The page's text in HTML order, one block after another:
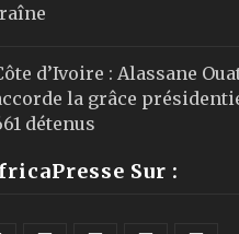
d’Ivoire : Alassane
la grâce
détenus
Sur :